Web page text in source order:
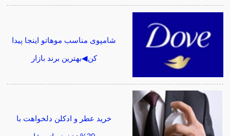
شامپوی مناسب موهاتو اینجا پیدا
کن◀بهترین برند بازار
خرید عطر و ادکلن دلخواهت با